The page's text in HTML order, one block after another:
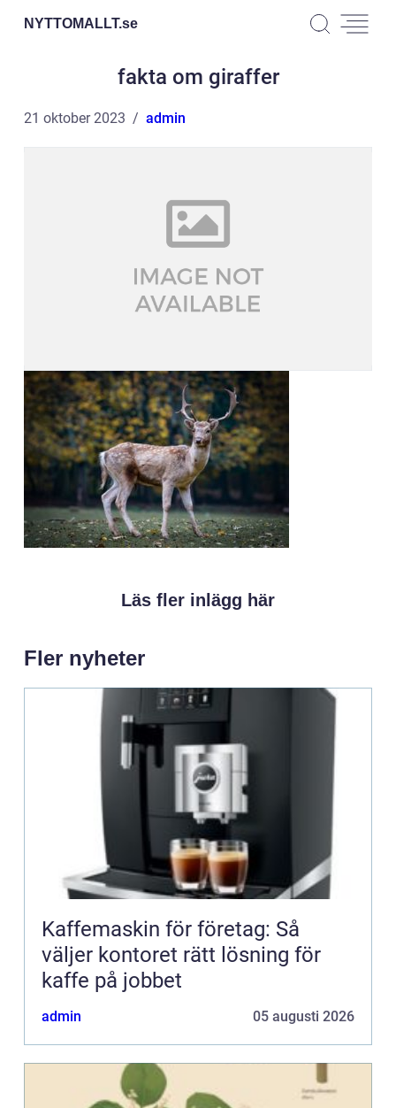
NYTTOMALLT.se
fakta om giraffer
21 oktober 2023 admin
Läs fler inlägg här
Fler nyheter
Kaffemaskin för företag: Så
väljer kontoret rätt lösning för
kaffe på jobbet
admin 05 augusti 2026